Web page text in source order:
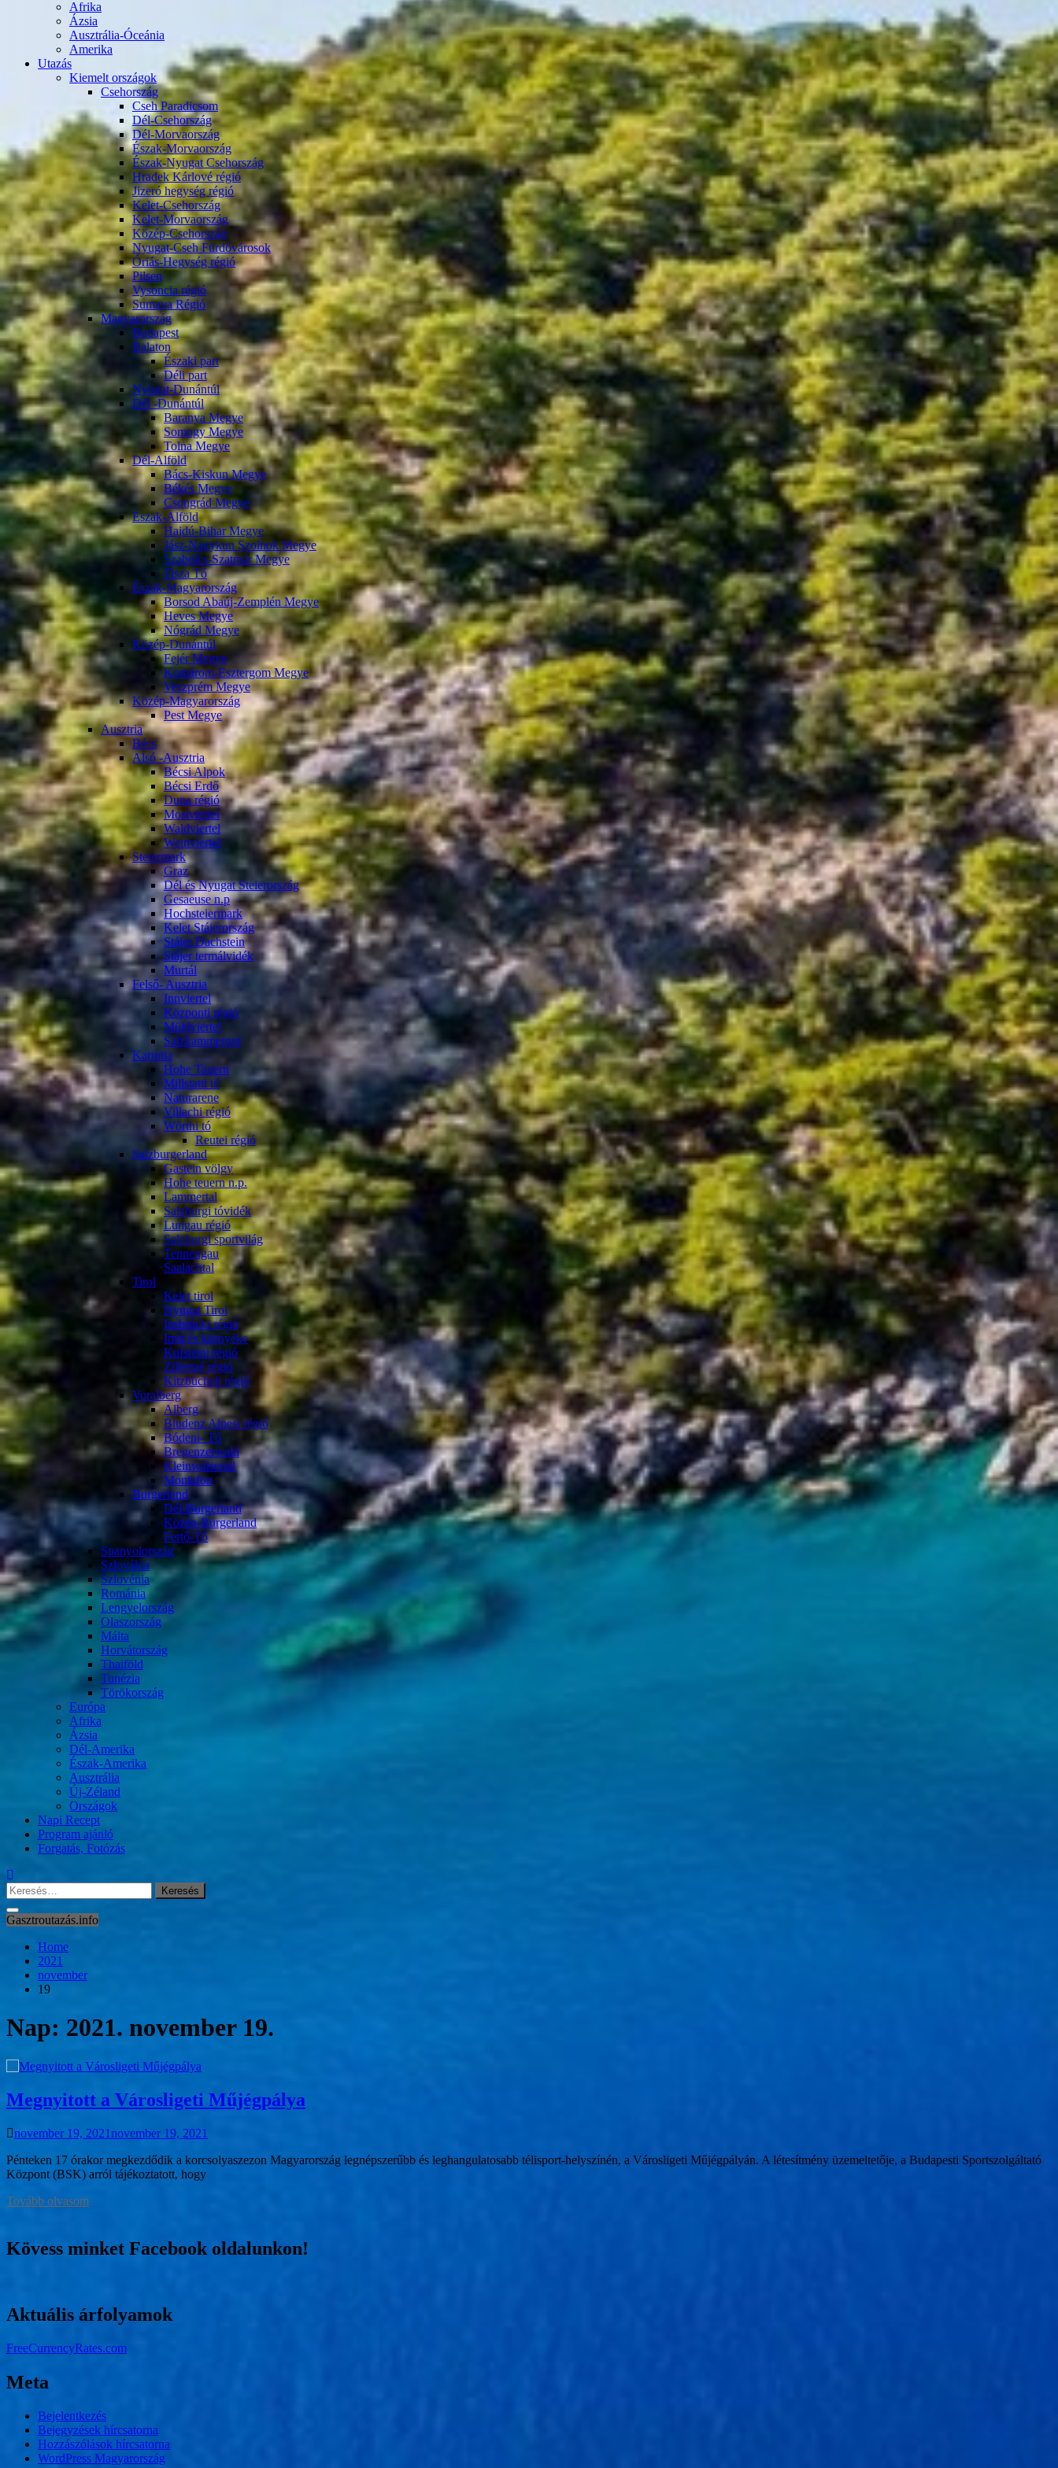
Afrika
Ázsia
Ausztrália-Óceánia
Amerika
Utazás
Kiemelt országok
Csehország
Cseh Paradicsom
Dél-Csehország
Dél-Morvaország
Észak-Morvaország
Észak-Nyugat Csehország
Hradek Kárlové régió
Jizeró hegység régió
Kelet-Csehország
Kelet-Morvaország
Közép-Csehország
Nyugat-Cseh Fürdővárosok
Óriás-Hegység régió
Pilsen
Vysoncia régió
Sumava Régió
Magyarország
Budapest
Balaton
Északi part
Déli part
Nyugat-Dunántúl
Dél -Dunántúl
Baranya Megye
Somogy Megye
Tolna Megye
Dél-Alföld
Bács-Kiskun Megye
Békés Megye
Csongrád Megye
Észak-Alföld
Hajdú-Bihar Megye
Jász-Nagykun Szolnok Megye
Szabolcs-Szatmár Megye
Tisza Tó
Észak-Magyarország
Borsod Abaúj-Zemplén Megye
Heves Megye
Nógrád Megye
Közép-Dunántúl
Fejér Megye
Komárom-Esztergom Megye
Veszprém Megye
Közép-Magyarország
Pest Megye
Ausztria
Bécs
Alsó -Ausztria
Bécsi Alpok
Bécsi Erdő
Duna régió
Mostviertel
Waldviertel
Weinviertel
Steiermark
Graz
Dél és Nyugat Steierország
Gesaeuse n.p
Hochsteiermark
Kelet Stájerország
Stájer Dachstein
Stájer termálvidék
Murtál
Felső- Ausztria
Innviertel
Központi régió
Mühlviertel
Salzkammergut
Karintia
Hohe Tauern
Millstatti tó
Naturarene
Villachi régió
Wörthi tó
Reutei régió
Salzburgerland
Gastein völgy
Hohe teuern n.p.
Lammertal
Salzburgi tóvidék
Lungau régió
Salzburgi sportvilág
Tennengau
Saalachtal
Tirol
Kelet tirol
Nyugat Tirol
Insbrucki régió
Imst és környéke
Kufsteini régió
Zillertaé régió
Kitzbücheli régió
Voralberg
Alberg
Bludenz Alpesi régió
Bódeni- Tó
Bregenzerwald
Kleinwalsertal
Montafon
Burgerland
Dél-Burgerland
Közép-Burgerland
Fertő-Tó
Spanyolország
Szlovákia
Szlovénia
Románia
Lengyelország
Olaszország
Málta
Horvátország
Thaiföld
Tunézia
Törökország
Európa
Afrika
Ázsia
Dél-Amerika
Észak-Amerika
Ausztrália
Új-Zéland
Országok
Napi Recept
Program ajánló
Forgatás, Fotózás
Keresés:
Gasztroutazás.info
Home
2021
november
19
Nap: 2021. november 19.
Megnyitott a Városligeti Műjégpálya
november 19, 2021november 19, 2021
Pénteken 17 órakor megkezdődik a korcsolyaszezon Magyarország legnépszerűbb és leghangulatosabb télisport-helyszínén, a Városligeti Műjégpályán. A létesítmény üzemeltetője, a Budapesti Sportszolgáltató
Központ (BSK) arról tájékoztatott, hogy
Tovább olvasom
Kövess minket Facebook oldalunkon!
Aktuális árfolyamok
FreeCurrencyRates.com
Meta
Bejelentkezés
Bejegyzések hírcsatorna
Hozzászólások hírcsatorna
WordPress Magyarország